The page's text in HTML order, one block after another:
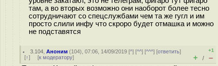
там, а во вторых возможно они наоборот более тесно
сотрудничают со спецслужбами чем та же гугл и им
просто слили инфу что скроро будет отмашка и можно
не подставятся
3.104 ,Аноним (104), 07:06, 14/09/2019 [^] [^^] [^^^] [ответить]
[↑] [к модератору]
+1
+ / –